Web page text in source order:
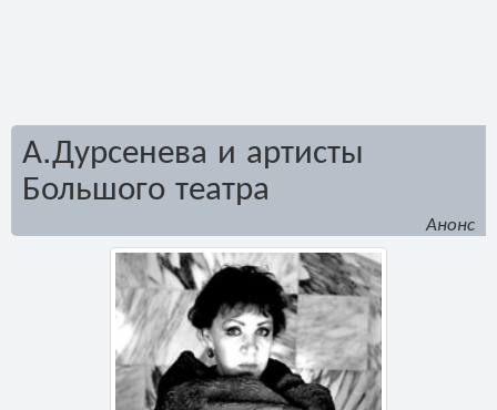
А.Дурсенева и артисты
Большого театра
Анонс